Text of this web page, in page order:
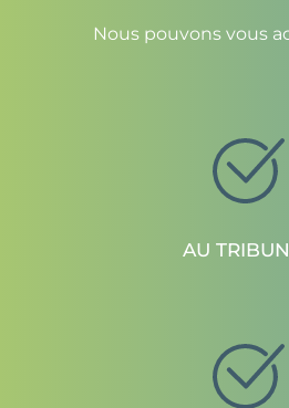
Nous pouvons vous
AU